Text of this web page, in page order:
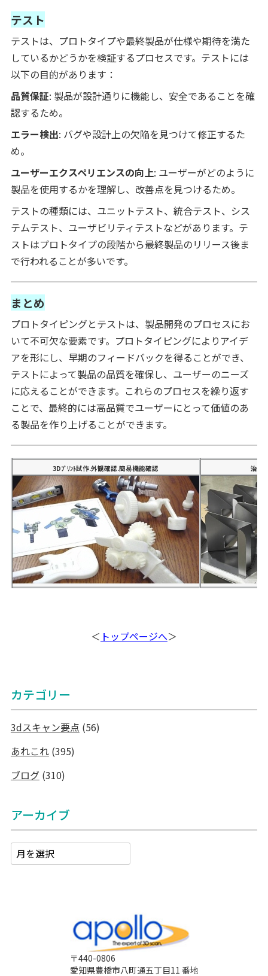
テスト
テストは、プロトタイプや最終製品が仕様や期待を満た
しているかどうかを検証するプロセスです。テストには
以下の目的があります：
品質保証: 製品が設計通りに機能し、安全であることを確
認するため。
エラー検出: バグや設計上の欠陥を見つけて修正するた
め。
ユーザーエクスペリエンスの向上: ユーザーがどのように
製品を使用するかを理解し、改善点を見つけるため。
テストの種類には、ユニットテスト、統合テスト、シス
テムテスト、ユーザビリティテストなどがあります。テ
ストはプロトタイプの段階から最終製品のリリース後ま
で行われることが多いです。
まとめ
プロトタイピングとテストは、製品開発のプロセスにお
いて不可欠な要素です。プロトタイピングによりアイデ
アを形にし、早期のフィードバックを得ることができ、
テストによって製品の品質を確保し、ユーザーのニーズ
に応えることができます。これらのプロセスを繰り返す
ことで、最終的には高品質でユーザーにとって価値のあ
る製品を作り上げることができます。
3Dﾌﾟﾘﾝﾄ試作.外観確認.簡易機能確認 治具
＜ トップページへ＞
カテゴリー
3dスキャン要点 (56)
あれこれ(395)
ブログ(310)
アーカイブ
〒440-0806
愛知県豊橋市八町通五丁目11 番地